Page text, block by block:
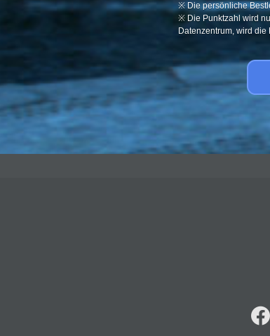
※ Die persönliche
※ Die Punktzahl wird
Datenzentrum, wird